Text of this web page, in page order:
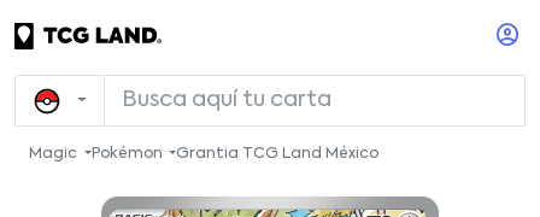
Magic Pokémon Grantia TCG Land México